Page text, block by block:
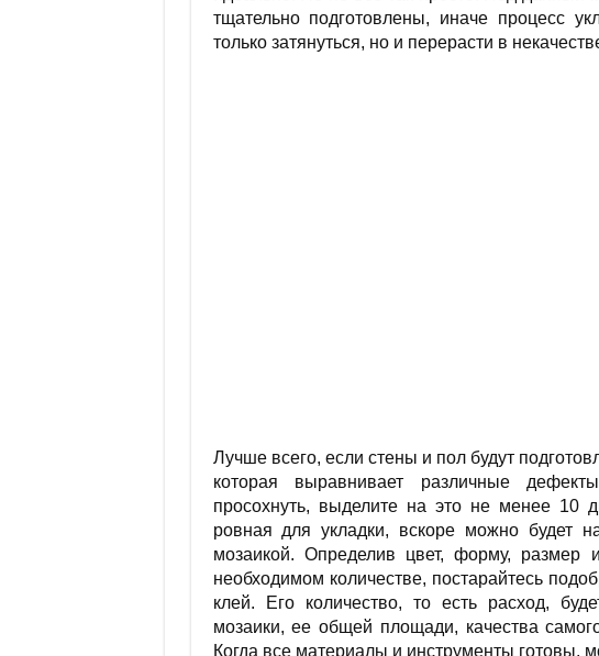
тщательно подготовлены, иначе процесс
только затянуться, но и перерасти в
Лучше всего, если стены и пол будут
которая выравнивает различные
просохнуть, выделите на это не менее 10
ровная для укладки, вскоре можно будет
мозаикой. Определив цвет, форму, размер
необходимом количестве, постарайтесь
клей. Его количество, то есть расход,
мозаики, ее общей площади, качества
Когда все материалы и инструменты готовы,